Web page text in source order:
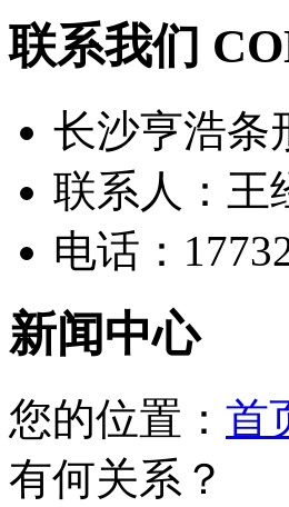
联系我们
长沙亨浩条
联系人：王
电话：
新闻中心
您的位置： 首
有何关系？